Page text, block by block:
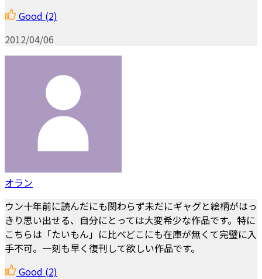
Good (2)
2012/04/06
オラン
ウン十年前に読んだにも関わらず未だにギャグと絵柄がはっ
きり思い出せる、自分にとっては大変希少な作品です。特に
こちらは「たいもん」に比べどこにも在庫が無くて完璧に入
手不可。一刻も早く復刊して欲しい作品です。
Good (2)